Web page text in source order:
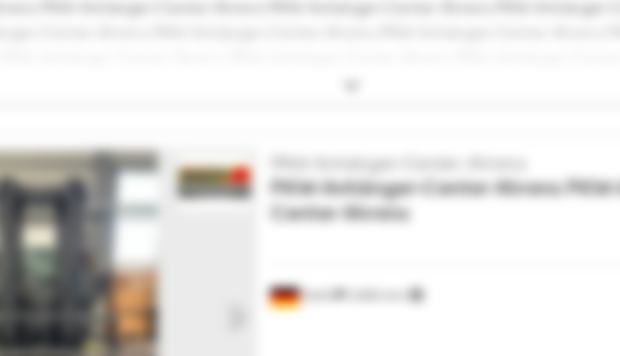
Stuhr
PKW-Anhänger-Center Ahrens
PKW-Anhänger-Center Ahrens
Center Ahrens